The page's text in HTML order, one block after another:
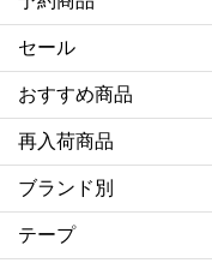
セール
おすすめ商品
再入荷商品
ブランド別
テープ